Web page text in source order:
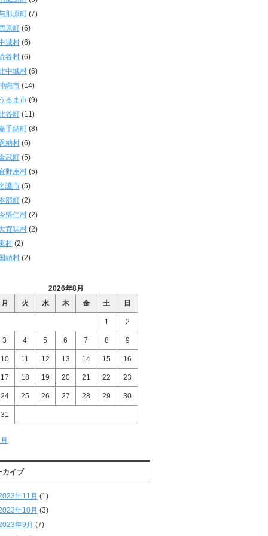
那原町(7)
原町(6)
城村(6)
谷村(6)
中城村(6)
縄市(14)
るま市(9)
谷町(11)
手納町(8)
納村(6)
武町(5)
野座村(5)
護市(5)
部町(2)
帰仁村(2)
宜味村(2)
村(2)
頭村(2)
2026年8月
月
火 水 木 金 土 日
1 2
3 4 5 6 7 8 9
10 11 12 13 14 15 16
17 18 19 20 21 22 23
24 25 26 27 28 29 30
31
カイブ
年11月 (1)
年10月 (3)
年9月 (7)